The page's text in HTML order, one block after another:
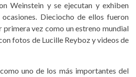
Weinstein y se ejecutan y exhiben
ocasiones. Dieciocho de ellos fueron
primera vez como un estreno mundial
fotos de Lucille Reyboz y videos de
uno de los más importantes del